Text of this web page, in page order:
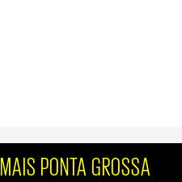
MAIS PONTA GROSSA